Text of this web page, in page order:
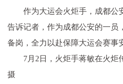
作为大运会火炬手，成都公
告诉记者，作为成都公安的一员
备岗，全力以赴保障大运会赛事
7月2日，火炬手蒋敏在火炬
摄